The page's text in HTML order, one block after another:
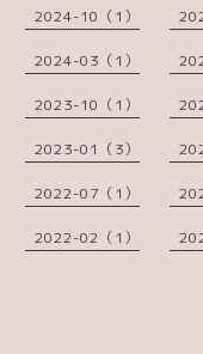
2024-10（1）
2024-03（1）
2023-10（1）
2023-01（3）
2022-07（1）
2022-02（1）